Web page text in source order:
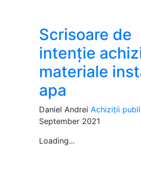
Scrisoare de
intenție
materiale
apa
Daniel Andrei Achiziții
September 2021
Loading...